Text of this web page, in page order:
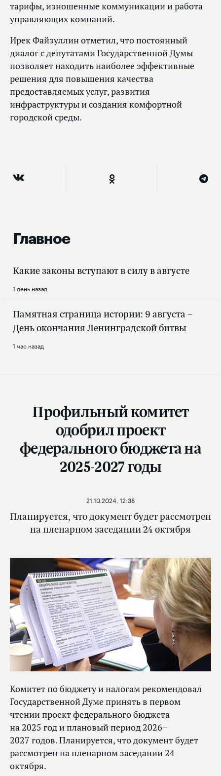
тарифы, изношенные коммуникации и работа
управляющих компаний.
Ирек Файзуллин отметил, что постоянный
диалог с депутатами Государственной Думы
позволяет находить наиболее эффективные
решения для повышения качества
предоставляемых услуг, развития
инфраструктуры и создания комфортной
городской среды.
Главное
Какие законы вступают в силу в августе
1 день назад
Памятная страница истории: 9 августа –
День окончания Ленинградской битвы
1 час назад
Профильный комитет
одобрил проект
федерального бюджета на
2025-2027 годы
Планируется, что документ будет рассмотрен
на пленарном заседании 24 октября
21.10.2024, 12:38
Комитет по бюджету и налогам рекомендовал
Государственной Думе принять в первом
чтении проект федерального бюджета
на 2025 год и плановый период 2026–
2027 годов. Планируется, что документ будет
рассмотрен на пленарном заседании 24
октября.